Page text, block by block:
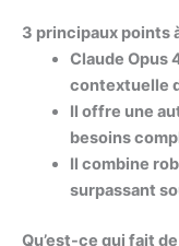
3 principaux points
Claude Opus
contextuelle
Il offre une
besoins
Il combine
surpassant
Qu’est-ce qui fait